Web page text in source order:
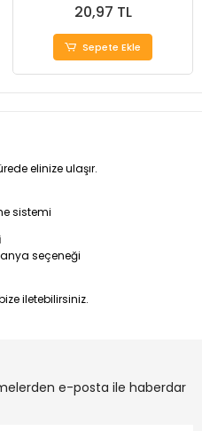
20,97 TL
Sepete Ekle
elinize ulaşır.
sistemi
seçeneği
iletebilirsiniz.
e-posta ile haberdar